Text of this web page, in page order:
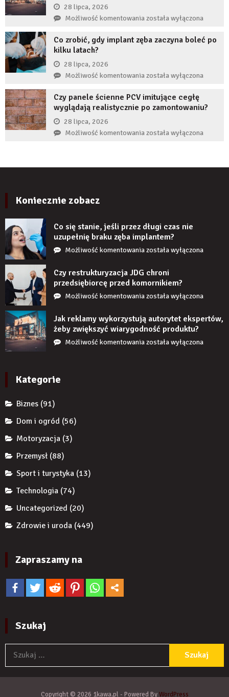
implantem?
przed
komornikiem?
28 lipca, 2026
Możliwość komentowaniaJak
wykorzystują
żeby
zwiększyć
wiarygodność
produktu?
została wyłączona
Co zrobić, gdy implant zęba zaczyna boleć po
kilku latach?
28 lipca, 2026
Możliwość komentowaniaCo
gdy
implant
zaczyna
została wyłączona
Czy panele ścienne PCV imitujące cegłę
wyglądają realistycznie po zamontowaniu?
28 lipca, 2026
Możliwość komentowaniaCzy
zamontowaniu?
została wyłączona
Koniecznie zobacz
Co się stanie, jeśli przez długi czas nie
uzupełnię braku zęba implantem?
Możliwość komentowaniaCo
stanie,
jeśli
przez
czas
nie
uzupełnię
braku
została wyłączona
Czy restrukturyzacja JDG chroni
przedsiębiorcę przed komornikiem?
Możliwość komentowaniaCzy
JDG
chroni
przedsiębiorcę
została wyłączona
Jak reklamy wykorzystują autorytet ekspertów,
żeby zwiększyć wiarygodność produktu?
Możliwość komentowaniaJak
została wyłączona
Kategorie
Biznes (91)
Dom i ogród (56)
Motoryzacja (3)
Przemysł (88)
Sport i turystyka (13)
Technologia (74)
Uncategorized (20)
Zdrowie i uroda (449)
Zapraszamy na
Szukaj
Copyright © 2026 1kawa.pl - Powered ByWordPress